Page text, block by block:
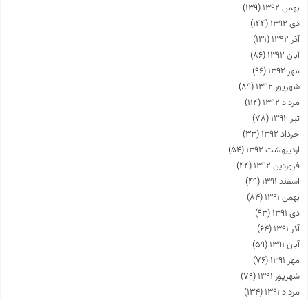
بهمن ۱۳۹۲
(۱۳۹)
دی ۱۳۹۲
(۱۴۴)
آذر ۱۳۹۲
(۱۳۱)
آبان ۱۳۹۲
(۸۶)
مهر ۱۳۹۲
(۹۶)
شهریور ۱۳۹۲
(۸۹)
مرداد ۱۳۹۲
(۱۱۴)
تیر ۱۳۹۲
(۷۸)
خرداد ۱۳۹۲
(۳۳)
اردیبهشت ۱۳۹۲
(۵۴)
فروردین ۱۳۹۲
(۴۴)
اسفند ۱۳۹۱
(۴۹)
بهمن ۱۳۹۱
(۸۴)
دی ۱۳۹۱
(۹۳)
آذر ۱۳۹۱
(۶۴)
آبان ۱۳۹۱
(۵۹)
مهر ۱۳۹۱
(۷۶)
شهریور ۱۳۹۱
(۷۹)
مرداد ۱۳۹۱
(۱۳۴)